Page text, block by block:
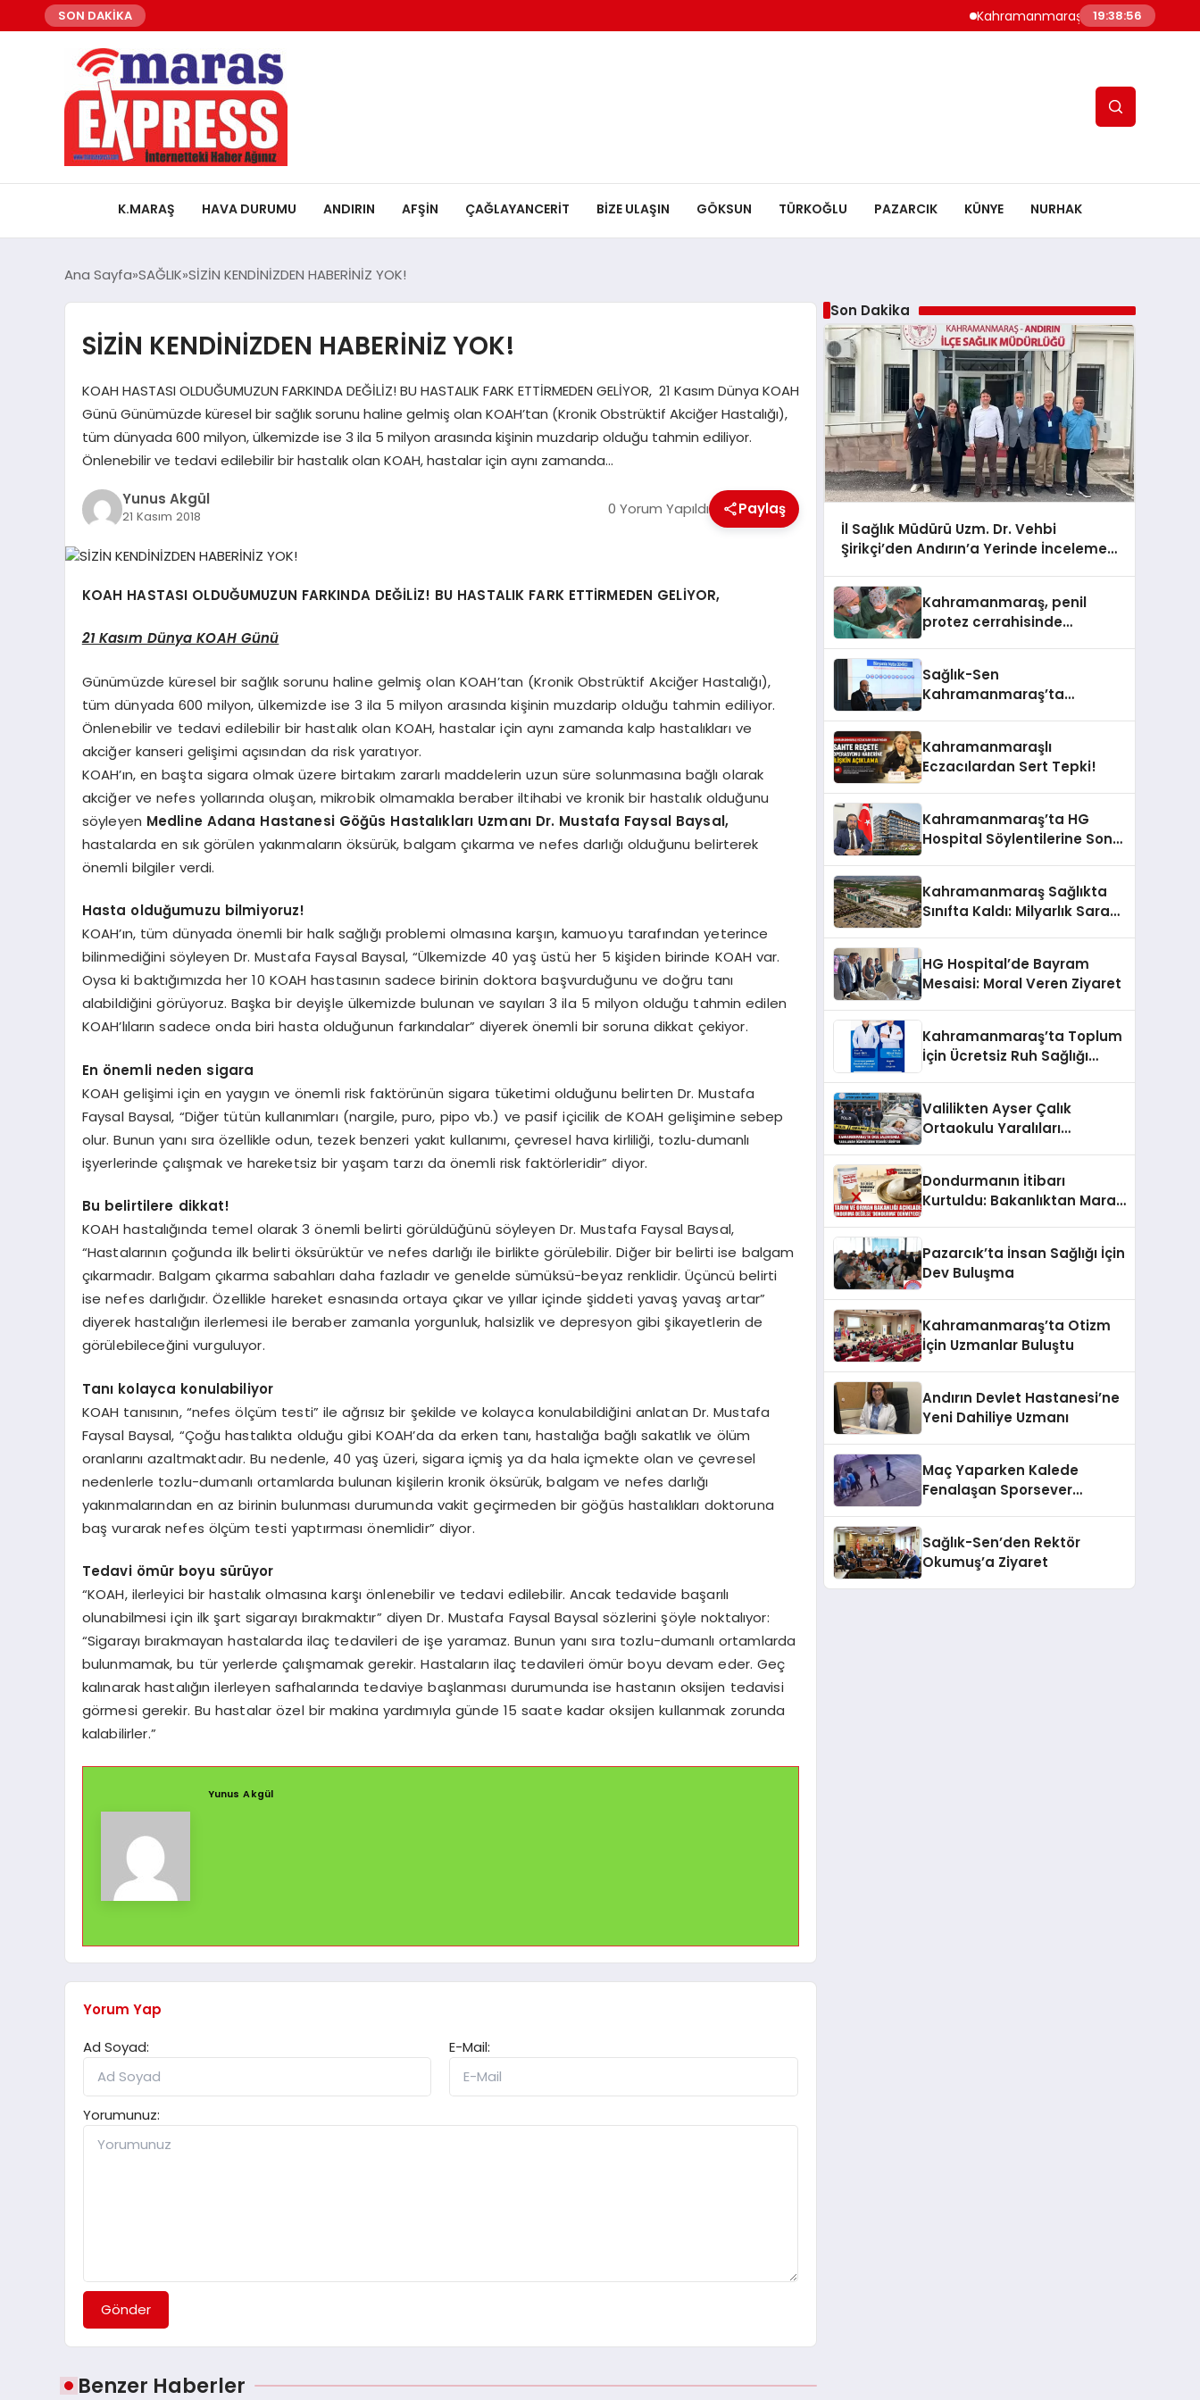
SON DAKİKA Kahramanmaraş’ta Altyapı Çoşkusu:
19:38:57
K.MARAŞ HAVA DURUMU ANDIRIN AFŞİN ÇAĞLAYANCERİT BİZE ULAŞIN GÖKSUN TÜRKOĞLU PAZARCIK KÜNYE NURHAK
Ana Sayfa SAĞLIK SİZİN KENDİNİZDEN HABERİNİZ YOK!
SİZİN KENDİNİZDEN HABERİNİZ YOK!
KOAH HASTASI OLDUĞUMUZUN FARKINDA DEĞİLİZ! BU HASTALIK FARK ETTİRMEDEN GELİYOR, 21 Kasım Dünya KOAH
Günü Günümüzde küresel bir sağlık sorunu haline gelmiş olan KOAH’tan (Kronik Obstrüktif Akciğer Hastalığı),
tüm dünyada 600 milyon, ülkemizde ise 3 ila 5 milyon arasında kişinin muzdarip olduğu tahmin ediliyor.
Önlenebilir ve tedavi edilebilir bir hastalık olan KOAH, hastalar için aynı zamanda…
Yunus Akgül
21 Kasım 2018 0 Yorum Yapıldı Paylaş
KOAH HASTASI OLDUĞUMUZUN FARKINDA DEĞİLİZ! BU HASTALIK FARK ETTİRMEDEN GELİYOR,
21 Kasım Dünya KOAH Günü
Günümüzde küresel bir sağlık sorunu haline gelmiş olan KOAH’tan (Kronik Obstrüktif Akciğer Hastalığı),
tüm dünyada 600 milyon, ülkemizde ise 3 ila 5 milyon arasında kişinin muzdarip olduğu tahmin ediliyor.
Önlenebilir ve tedavi edilebilir bir hastalık olan KOAH, hastalar için aynı zamanda kalp hastalıkları ve
akciğer kanseri gelişimi açısından da risk yaratıyor.
KOAH’ın, en başta sigara olmak üzere birtakım zararlı maddelerin uzun süre solunmasına bağlı olarak
akciğer ve nefes yollarında oluşan, mikrobik olmamakla beraber iltihabi ve kronik bir hastalık olduğunu
söyleyen Medline Adana Hastanesi Göğüs Hastalıkları Uzmanı Dr. Mustafa Faysal Baysal,
hastalarda en sık görülen yakınmaların öksürük, balgam çıkarma ve nefes darlığı olduğunu belirterek
önemli bilgiler verdi.
Hasta olduğumuzu bilmiyoruz!
KOAH’ın, tüm dünyada önemli bir halk sağlığı problemi olmasına karşın, kamuoyu tarafından yeterince
bilinmediğini söyleyen Dr. Mustafa Faysal Baysal, “Ülkemizde 40 yaş üstü her 5 kişiden birinde KOAH var.
Oysa ki baktığımızda her 10 KOAH hastasının sadece birinin doktora başvurduğunu ve doğru tanı
alabildiğini görüyoruz. Başka bir deyişle ülkemizde bulunan ve sayıları 3 ila 5 milyon olduğu tahmin edilen
KOAH’lıların sadece onda biri hasta olduğunun farkındalar” diyerek önemli bir soruna dikkat çekiyor.
En önemli neden sigara
KOAH gelişimi için en yaygın ve önemli risk faktörünün sigara tüketimi olduğunu belirten Dr. Mustafa
Faysal Baysal, “Diğer tütün kullanımları (nargile, puro, pipo vb.) ve pasif içicilik de KOAH gelişimine sebep
olur. Bunun yanı sıra özellikle odun, tezek benzeri yakıt kullanımı, çevresel hava kirliliği, tozlu‐dumanlı
işyerlerinde çalışmak ve hareketsiz bir yaşam tarzı da önemli risk faktörleridir” diyor.
Bu belirtilere dikkat!
KOAH hastalığında temel olarak 3 önemli belirti görüldüğünü söyleyen Dr. Mustafa Faysal Baysal,
“Hastalarının çoğunda ilk belirti öksürüktür ve nefes darlığı ile birlikte görülebilir. Diğer bir belirti ise balgam
çıkarmadır. Balgam çıkarma sabahları daha fazladır ve genelde sümüksü-beyaz renklidir. Üçüncü belirti
ise nefes darlığıdır. Özellikle hareket esnasında ortaya çıkar ve yıllar içinde şiddeti yavaş yavaş artar”
diyerek hastalığın ilerlemesi ile beraber zamanla yorgunluk, halsizlik ve depresyon gibi şikayetlerin de
görülebileceğini vurguluyor.
Tanı kolayca konulabiliyor
KOAH tanısının, “nefes ölçüm testi” ile ağrısız bir şekilde ve kolayca konulabildiğini anlatan Dr. Mustafa
Faysal Baysal, “Çoğu hastalıkta olduğu gibi KOAH’da da erken tanı, hastalığa bağlı sakatlık ve ölüm
oranlarını azaltmaktadır. Bu nedenle, 40 yaş üzeri, sigara içmiş ya da hala içmekte olan ve çevresel
nedenlerle tozlu-dumanlı ortamlarda bulunan kişilerin kronik öksürük, balgam ve nefes darlığı
yakınmalarından en az birinin bulunması durumunda vakit geçirmeden bir göğüs hastalıkları doktoruna
baş vurarak nefes ölçüm testi yaptırması önemlidir” diyor.
Tedavi ömür boyu sürüyor
“KOAH, ilerleyici bir hastalık olmasına karşı önlenebilir ve tedavi edilebilir. Ancak tedavide başarılı
olunabilmesi için ilk şart sigarayı bırakmaktır” diyen Dr. Mustafa Faysal Baysal sözlerini şöyle noktalıyor:
“Sigarayı bırakmayan hastalarda ilaç tedavileri de işe yaramaz. Bunun yanı sıra tozlu-dumanlı ortamlarda
bulunmamak, bu tür yerlerde çalışmamak gerekir. Hastaların ilaç tedavileri ömür boyu devam eder. Geç
kalınarak hastalığın ilerleyen safhalarında tedaviye başlanması durumunda ise hastanın oksijen tedavisi
görmesi gerekir. Bu hastalar özel bir makina yardımıyla günde 15 saate kadar oksijen kullanmak zorunda
kalabilirler.”
Yunus Akgül
Yorum Yap
Ad Soyad:
E-Mail:
Yorumunuz:
Gönder
Benzer Haberler
Son Dakika
İl Sağlık Müdürü Uzm. Dr. Vehbi
Şirikçi’den Andırın’a Yerinde İnceleme
Kahramanmaraş, penil
protez cerrahisinde
Sağlık-Sen
Kahramanmaraş’ta
Kahramanmaraşlı
Eczacılardan Sert Tepki!
Kahramanmaraş’ta HG
Hospital Söylentilerine Son
Kahramanmaraş Sağlıkta
Sınıfta Kaldı: Milyarlık Saray
HG Hospital’de Bayram
Mesaisi: Moral Veren Ziyaret
Kahramanmaraş’ta Toplum
İçin Ücretsiz Ruh Sağlığı
Valilikten Ayser Çalık
Ortaokulu Yaralıları
Dondurmanın İtibarı
Kurtuldu: Bakanlıktan Maraş
Pazarcık’ta İnsan Sağlığı İçin
Dev Buluşma
Kahramanmaraş’ta Otizm
İçin Uzmanlar Buluştu
Andırın Devlet Hastanesi’ne
Yeni Dahiliye Uzmanı
Maç Yaparken Kalede
Fenalaşan Sporsever
Sağlık-Sen’den Rektör
Okumuş’a Ziyaret